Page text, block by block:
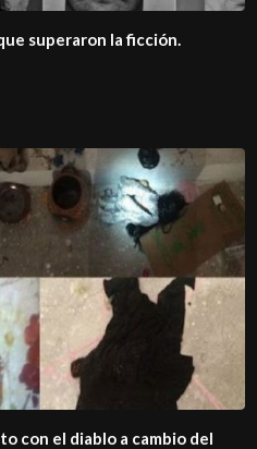
superaron la ficción.
con el diablo a cambio del